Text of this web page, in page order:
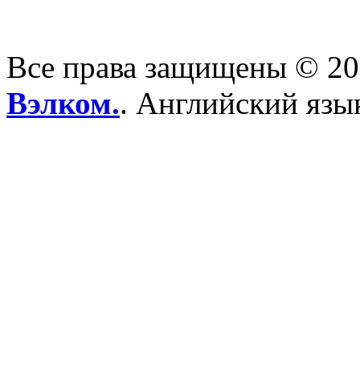
Все права защищены ©
Вэлком.. Английский